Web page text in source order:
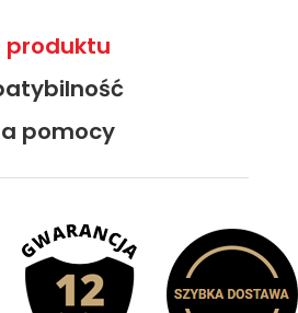
produktu
pomocy